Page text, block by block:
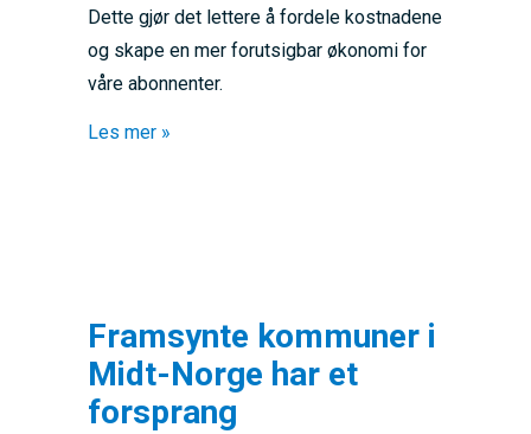
Dette gjør det lettere å fordele kostnadene
og skape en mer forutsigbar økonomi for
våre abonnenter.
Les mer »
Framsynte kommuner i
Midt-Norge har et
forsprang